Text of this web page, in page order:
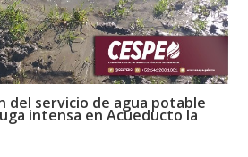
del servicio de agua potable
intensa en Acueducto la